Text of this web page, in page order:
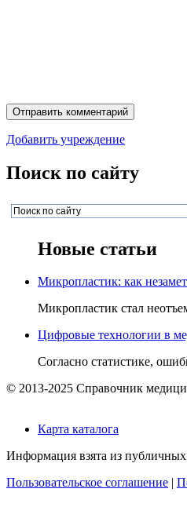
Добавить учреждение
Поиск по сайту
Новые статьи
Микропластик: как
Микропластик стал
Цифровые технологии в
Согласно статистике,
© 2013-2025 Справочник
Карта каталога
Информация взята из
Пользовательское соглашение